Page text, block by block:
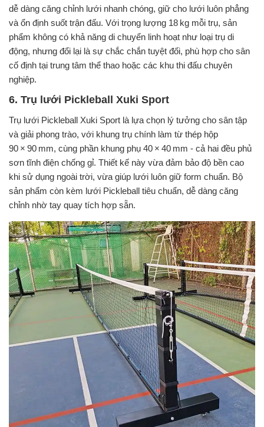
dễ dàng căng chỉnh lưới nhanh chóng, giữ cho lưới luôn phẳng
và ổn định suốt trận đấu. Với trọng lượng 18 kg mỗi trụ, sản
phẩm không có khả năng di chuyển linh hoạt như loại trụ di
động, nhưng đổi lại là sự chắc chắn tuyệt đối, phù hợp cho sân
cố định tại trung tâm thể thao hoặc các khu thi đấu chuyên
nghiệp.
6. Trụ lưới Pickleball Xuki Sport
Trụ lưới Pickleball Xuki Sport là lựa chọn lý tưởng cho sân tập
và giải phong trào, với khung trụ chính làm từ thép hộp
90 × 90 mm, cùng phần khung phụ 40 × 40 mm - cả hai đều phủ
sơn tĩnh điện chống gỉ. Thiết kế này vừa đảm bảo độ bền cao
khi sử dụng ngoài trời, vừa giúp lưới luôn giữ form chuẩn. Bộ
sản phẩm còn kèm lưới Pickleball tiêu chuẩn, dễ dàng căng
chỉnh nhờ tay quay tích hợp sẵn.